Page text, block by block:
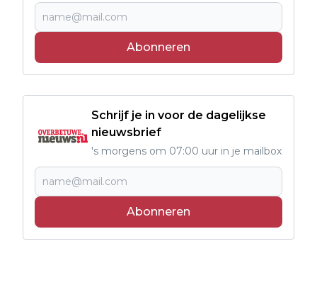
Abonneren
Schrijf je in voor de dagelijkse
nieuwsbrief
's morgens om 07:00 uur in je mailbox
Abonneren